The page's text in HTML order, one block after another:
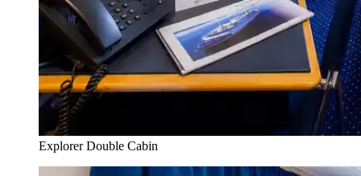
Explorer Double Cabin